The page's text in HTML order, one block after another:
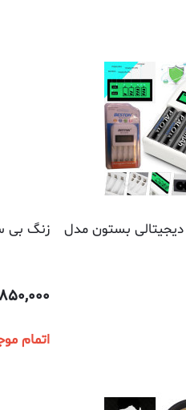
دیجیتالی بستون مدل
زنگ بی
اتمام